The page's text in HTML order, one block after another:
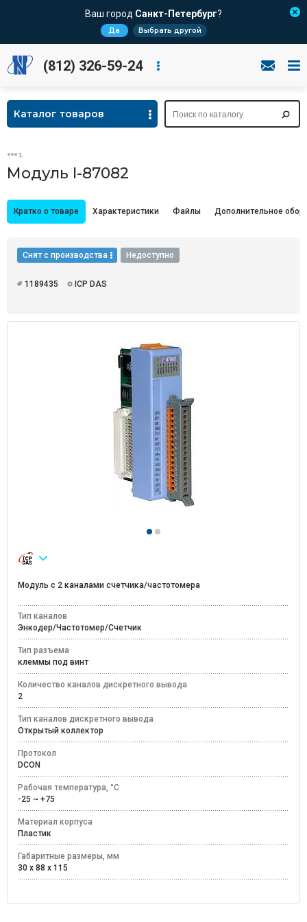
Ваш город Санкт-Петербург?
Да Выбрать другой
(812) 326-59-24
Каталог товаров
Модуль I-87082
Кратко о товаре Характеристики Файлы Дополнительное
Снят с производства Недоступно
1189435 ICP DAS
Модуль с 2 каналами счетчика/частотомера
Тип каналов
Энкодер/Частотомер/Счетчик
Тип разъема
клеммы под винт
Количество каналов дискретного вывода
2
Тип каналов дискретного вывода
Открытый коллектор
Протокол
DCON
Рабочая температура, °C
-25 ~ +75
Материал корпуса
Пластик
Габаритные размеры, мм
30 x 88 x 115